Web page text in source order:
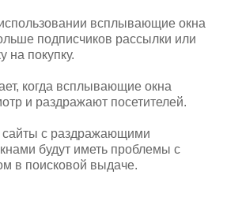
всплывающие окна
подписчиков рассылки или
на покупку.
когда всплывающие окна
и раздражают посетителей.
сайты с раздражающими
будут иметь проблемы с
в поисковой выдаче.